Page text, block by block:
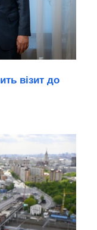
візит до